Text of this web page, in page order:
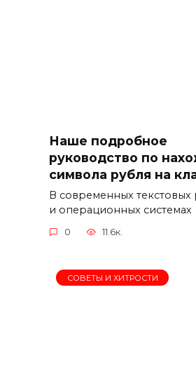
Наше подробное
руководство по
символа рубля на
В современных текстовых
и операционных системах
0 11.6к.
СОВЕТЫ И ХИТРОСТИ